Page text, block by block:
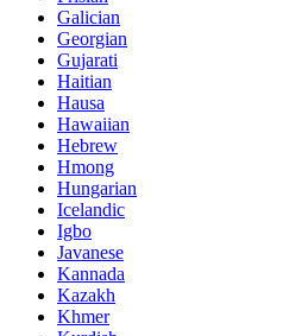
Galician
Georgian
Gujarati
Haitian
Hausa
Hawaiian
Hebrew
Hmong
Hungarian
Icelandic
Igbo
Javanese
Kannada
Kazakh
Khmer